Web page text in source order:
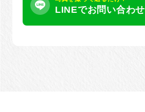
LINEでお問い合わせ